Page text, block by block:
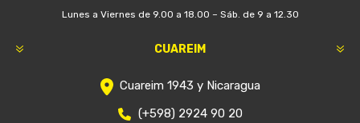
Lunes a Viernes de 9.00 a 18.00 – Sáb. de 9 a 12.30
CUAREIM
Cuareim 1943 y Nicaragua
(+598) 2924 90 20